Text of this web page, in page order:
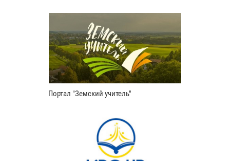
Портал "Земский учитель"